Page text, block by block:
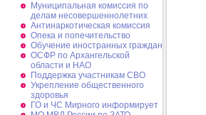
Муниципальная комиссия по
делам несовершеннолетних
Антинаркотическая комиссия
Опека и попечительство
Обучение иностранных граждан
ОСФР по Архангельской
области и НАО
Поддержка участникам СВО
Укрепление общественного
здоровья
ГО и ЧС Мирного информирует